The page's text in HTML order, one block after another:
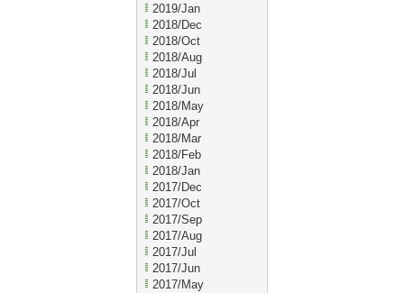
2019/Jan
2018/Dec
2018/Oct
2018/Aug
2018/Jul
2018/Jun
2018/May
2018/Apr
2018/Mar
2018/Feb
2018/Jan
2017/Dec
2017/Oct
2017/Sep
2017/Aug
2017/Jul
2017/Jun
2017/May